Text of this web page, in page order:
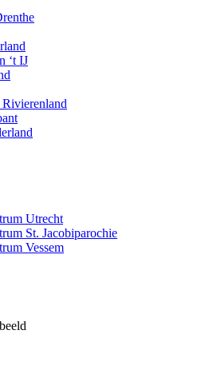
‘t IJ
Utrecht
St. Jacobiparochie
Vessem